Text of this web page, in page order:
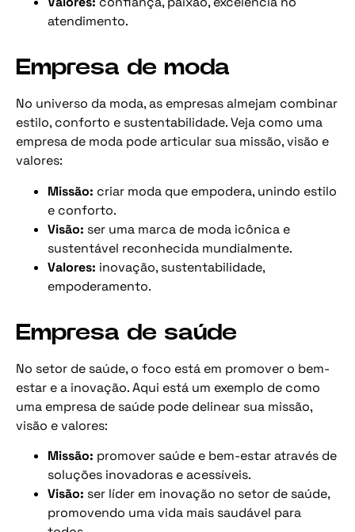
atendimento.
Empresa de moda
No universo da moda, as empresas almejam combinar
estilo, conforto e sustentabilidade. Veja como uma
empresa de moda pode articular sua missão, visão e
valores:
Missão: criar moda que empodera, unindo estilo
e conforto.
Visão: ser uma marca de moda icônica e
sustentável reconhecida mundialmente.
Valores: inovação, sustentabilidade,
empoderamento.
Empresa de saúde
No setor de saúde, o foco está em promover o bem-
estar e a inovação. Aqui está um exemplo de como
uma empresa de saúde pode delinear sua missão,
visão e valores:
Missão: promover saúde e bem-estar através de
soluções inovadoras e acessíveis.
Visão: ser líder em inovação no setor de saúde,
promovendo uma vida mais saudável para